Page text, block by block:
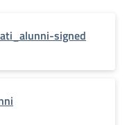
signed